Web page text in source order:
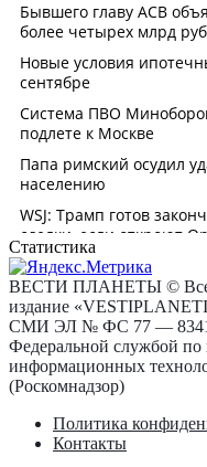
Статистика
ВЕСТИ ПЛАНЕТЫ © Все
издание
СМИ ЭЛ № ФС 77 —
Федеральной службой по
информационных
(Роскомнадзор)
Политика
Контакты